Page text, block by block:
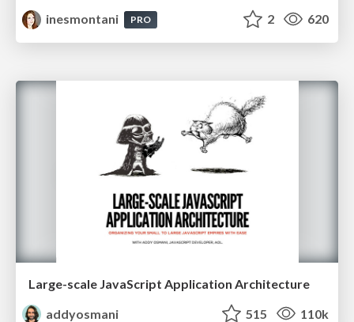
inesmontani
PRO 2 620
Large-scale JavaScript Application Architecture
addyosmani
515 110k